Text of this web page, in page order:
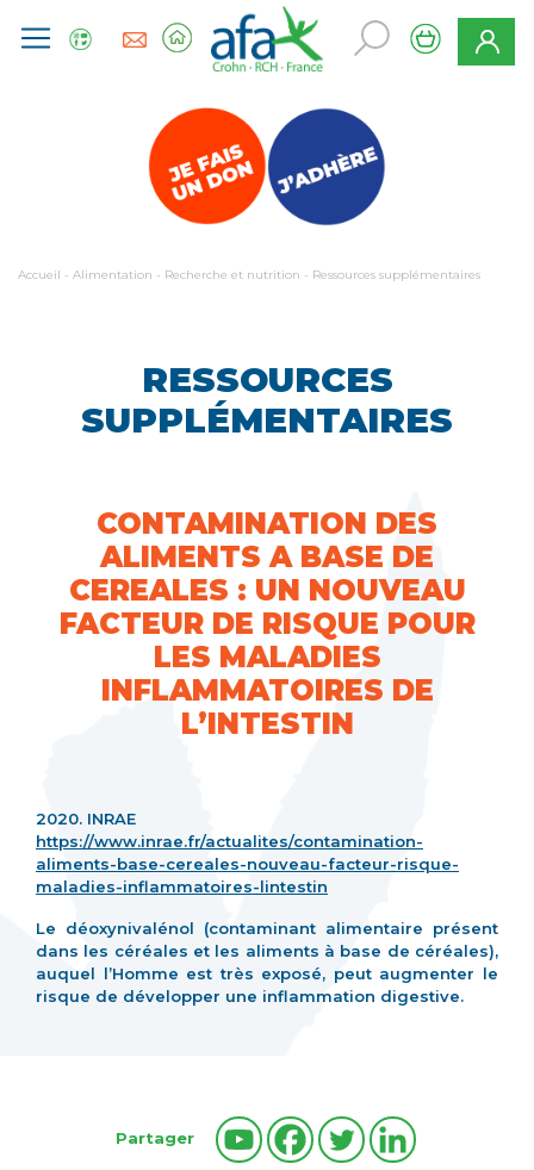
Accueil - Alimentation - Recherche et nutrition - Ressources supplémentaires
RESSOURCES
SUPPLÉMENTAIRES
CONTAMINATION DES
ALIMENTS A BASE DE
CEREALES : UN NOUVEAU
FACTEUR DE RISQUE POUR
LES MALADIES
INFLAMMATOIRES DE
L’INTESTIN
2020. INRAE
https://www.inrae.fr/actualites/contamination-
aliments-base-cereales-nouveau-facteur-risque-
maladies-inflammatoires-lintestin
Le déoxynivalénol (contaminant alimentaire présent
dans les céréales et les aliments à base de céréales),
auquel l’Homme est très exposé, peut augmenter le
risque de développer une inflammation digestive.
Partager